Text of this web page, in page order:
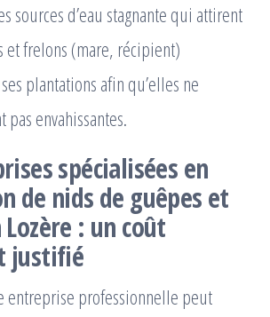
sources d’eau stagnante qui attirent
et frelons (mare, récipient)
plantations afin qu’elles ne
pas envahissantes.
spécialisées en
de nids de guêpes et
: un coût
justifié
entreprise professionnelle peut